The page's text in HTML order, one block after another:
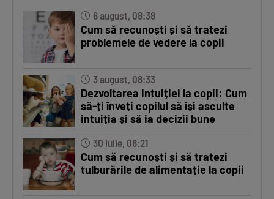
6 august, 08:38
Cum să recunoști și să tratezi
problemele de vedere la copii
3 august, 08:33
Dezvoltarea intuiției la copii: Cum
să-ți înveți copilul să își asculte
intuiția și să ia decizii bune
30 iulie, 08:21
Cum să recunoști și să tratezi
tulburările de alimentație la copii